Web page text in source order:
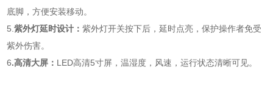
底脚，方便安装移动。
5.紫外灯延时设计：紫外灯开关按下后，延时点亮，保护操作者免受
紫外伤害。
6.高清大屏： LED高清5寸屏，温湿度，风速，运行状态清晰可见。